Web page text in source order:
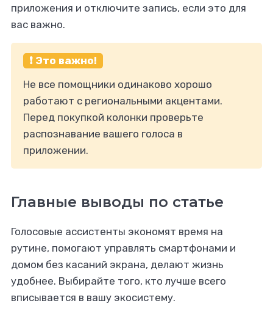
приложения и отключите запись, если это для
вас важно.
❗ Это важно!
Не все помощники одинаково хорошо
работают с региональными акцентами.
Перед покупкой колонки проверьте
распознавание вашего голоса в
приложении.
Главные выводы по статье
Голосовые ассистенты экономят время на
рутине, помогают управлять смартфонами и
домом без касаний экрана, делают жизнь
удобнее. Выбирайте того, кто лучше всего
вписывается в вашу экосистему.